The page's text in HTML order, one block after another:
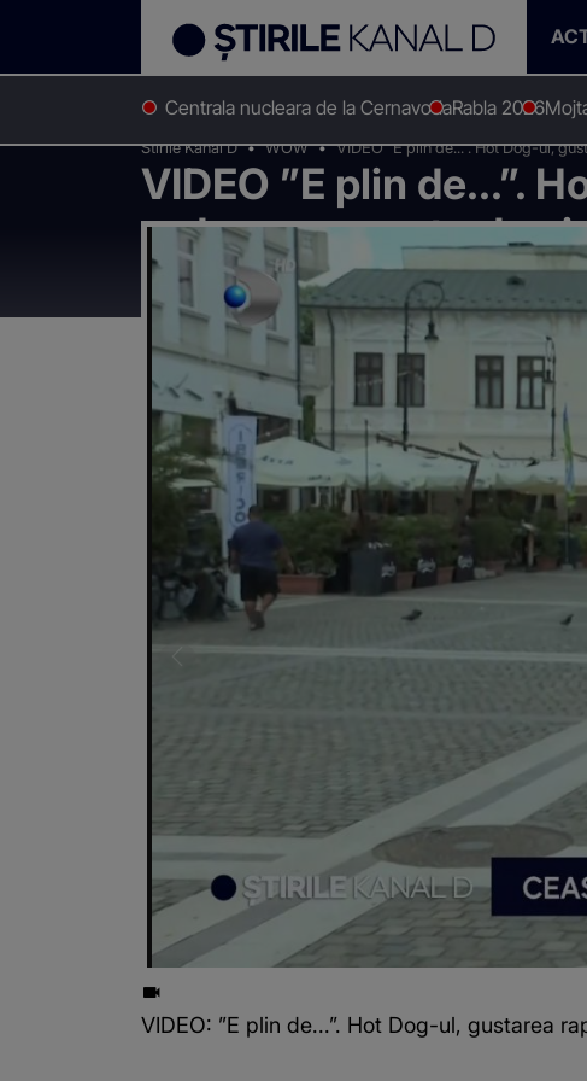
Centrala nucleara de la CernavodaRabla 2026
Stirile Kanal D WOW VIDEO ”E plin de...”. Hot Dog-ul,
VIDEO ”E plin de...”.
reduce speranța de
longevitatea
VIDEO: ”E plin de...”. Hot Dog-ul, gustarea